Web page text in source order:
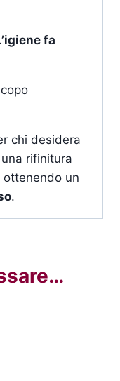
fa
chi desidera
rifinitura
ottenendo un
.